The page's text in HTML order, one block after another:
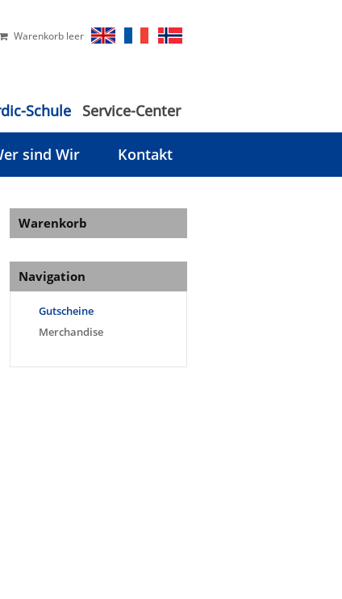
Warenkorb leer
Schule Service-Center
sind Wir Kontakt
Warenkorb
Navigation
Gutscheine
Merchandise